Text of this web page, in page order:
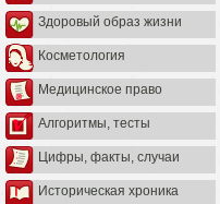
Здоровый образ жизни
Косметология
Медицинское право
Алгоритмы, тесты
Цифры, факты, случаи
Историческая хроника